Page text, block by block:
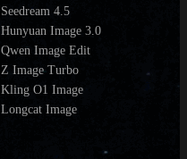
Seedream 4.5
Hunyuan Image 3.0
Qwen Image Edit
Z Image Turbo
Kling O1 Image
Longcat Image